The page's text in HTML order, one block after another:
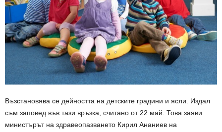
Възстановява се дейността на детските градини и ясли. Издал
съм заповед във тази връзка, считано от 22 май. Това заяви
министърът на здравеопазването Кирил Ананиев на